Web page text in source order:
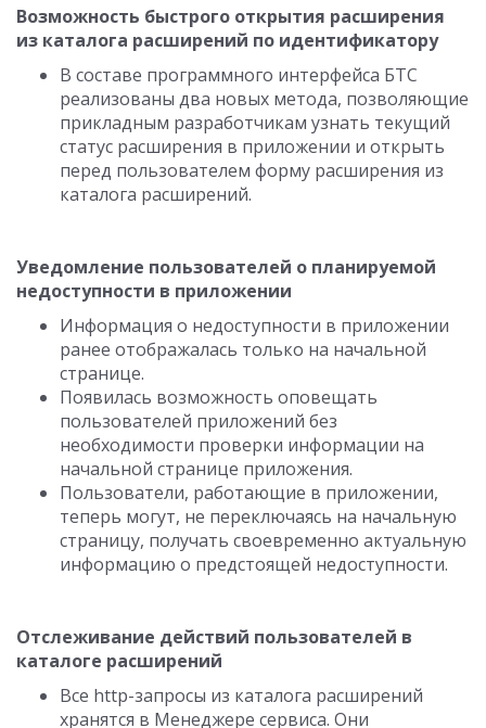
Возможность быстрого открытия расширения
из каталога расширений по идентификатору
В составе программного интерфейса БТС
реализованы два новых метода, позволяющие
прикладным разработчикам узнать текущий
статус расширения в приложении и открыть
перед пользователем форму расширения из
каталога расширений.
Уведомление пользователей о планируемой
недоступности в приложении
Информация о недоступности в приложении
ранее отображалась только на начальной
странице.
Появилась возможность оповещать
пользователей приложений без
необходимости проверки информации на
начальной странице приложения.
Пользователи, работающие в приложении,
теперь могут, не переключаясь на начальную
страницу, получать своевременно актуальную
информацию о предстоящей недоступности.
Отслеживание действий пользователей в
каталоге расширений
Все http-запросы из каталога расширений
хранятся в Менеджере сервиса. Они